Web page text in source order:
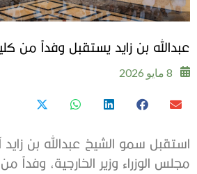
عبدالله بن زايد يستقبل وفداً من
8 مايو 2026
استقبل سمو الشيخ عبدالله بن زايد
مجلس الوزراء وزير الخارجية، وفداً